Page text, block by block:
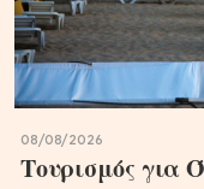
08/08/2026
Τουρισμός για